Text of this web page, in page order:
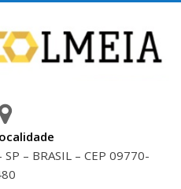
– BRASIL – CEP 09770-